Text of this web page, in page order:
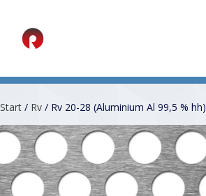
Start / Rv / Rv 20-28 (Aluminium Al 99,5 % hh)